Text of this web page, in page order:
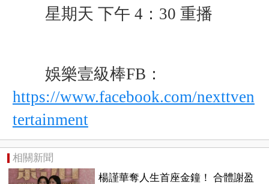
星期天 下午 4：30 重播
娛樂壹級棒FB：
https://www.facebook.com/nexttven
tertainment
相關新聞
楊謹華奪人生首座金鐘！ 合體謝盈